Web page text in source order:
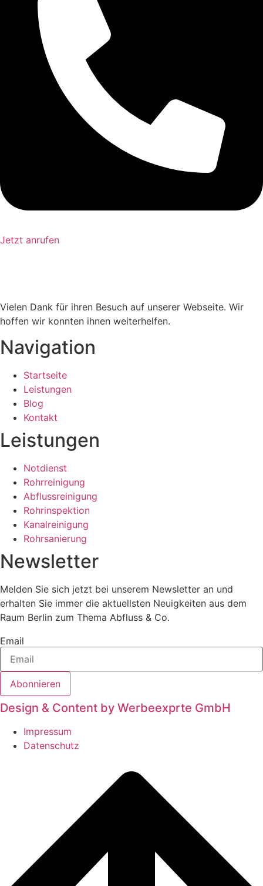
Jetzt anrufen
Vielen Dank für ihren Besuch auf unserer Webseite. Wir
hoffen wir konnten ihnen weiterhelfen.
Navigation
Startseite
Leistungen
Blog
Kontakt
Leistungen
Notdienst
Rohrreinigung
Abflussreinigung
Rohrinspektion
Kanalreinigung
Rohrsanierung
Newsletter
Melden Sie sich jetzt bei unserem Newsletter an und
erhalten Sie immer die aktuellsten Neuigkeiten aus dem
Raum Berlin zum Thema Abfluss & Co.
Email
Abonnieren
Design & Content by Werbeexprte GmbH
Impressum
Datenschutz